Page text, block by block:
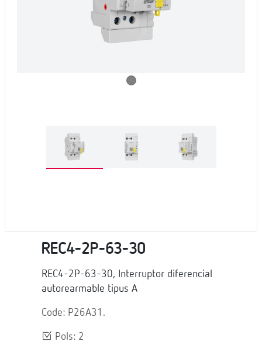
REC4-2P-63-30
REC4-2P-63-30, Interruptor diferencial
autorearmable tipus A
Code: P26A31.
Pols: 2